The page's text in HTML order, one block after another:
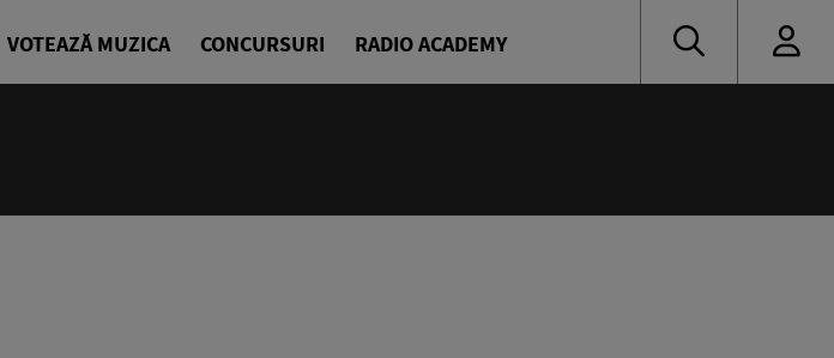
VOTEAZĂ MUZICA CONCURSURI RADIO ACADEMY